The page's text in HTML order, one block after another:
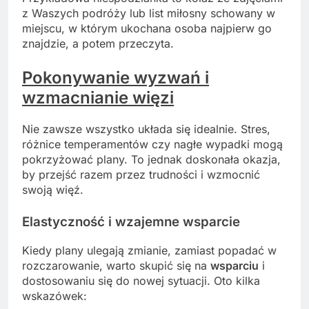
z Waszych podróży lub list miłosny schowany w
miejscu, w którym ukochana osoba najpierw go
znajdzie, a potem przeczyta.
Pokonywanie wyzwań i
wzmacnianie więzi
Nie zawsze wszystko układa się idealnie. Stres,
różnice temperamentów czy nagłe wypadki mogą
pokrzyżować plany. To jednak doskonała okazja,
by przejść razem przez trudności i wzmocnić
swoją więź.
Elastyczność i wzajemne wsparcie
Kiedy plany ulegają zmianie, zamiast popadać w
rozczarowanie, warto skupić się na wsparciu i
dostosowaniu się do nowej sytuacji. Oto kilka
wskazówek: